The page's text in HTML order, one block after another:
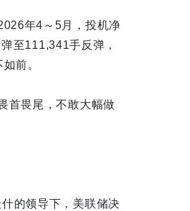
年4～5月，投机净
至111,341手反弹，
前。
首畏尾，不敢大幅做
的领导下，美联储决